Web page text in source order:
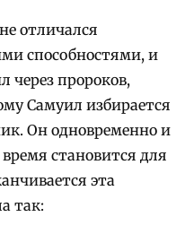
отличался
способностями, и
через пророков,
Самуил избирается
Он одновременно и
становится для
эта
так: